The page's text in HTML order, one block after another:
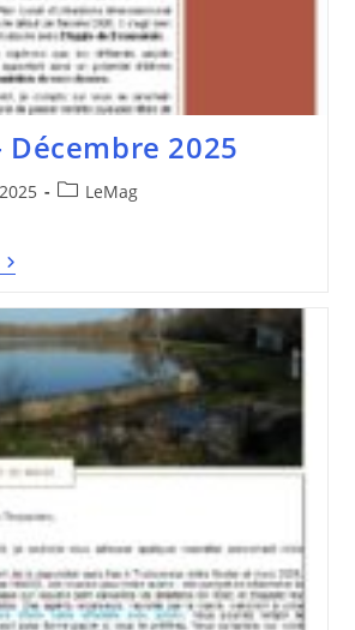
Décembre 2025
PostLeMag